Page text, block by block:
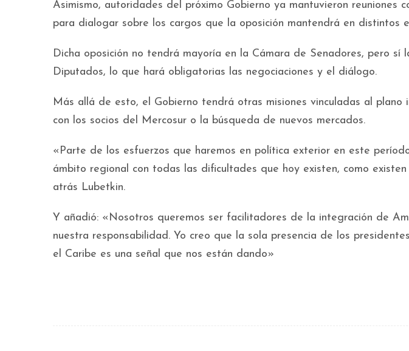
Asimismo, autoridades del próximo Gobierno ya mantuvieron reuniones
para dialogar sobre los cargos que la oposición mantendrá en distintos
Dicha oposición no tendrá mayoría en la Cámara de Senadores, pero sí
Diputados, lo que hará obligatorias las negociaciones y el diálogo.
Más allá de esto, el Gobierno tendrá otras misiones vinculadas al plano
con los socios del Mercosur o la búsqueda de nuevos mercados.
«Parte de los esfuerzos que haremos en política exterior en este
ámbito regional con todas las dificultades que hoy existen, como
atrás Lubetkin.
Y añadió: «Nosotros queremos ser facilitadores de la integración de
nuestra responsabilidad. Yo creo que la sola presencia de los
el Caribe es una señal que nos están dando»